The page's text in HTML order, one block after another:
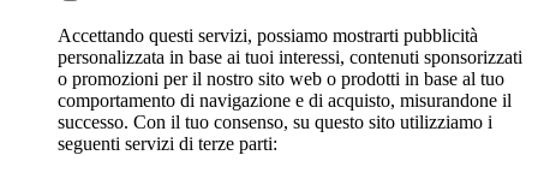
Accettando questi servizi, possiamo mostrarti pubblicità
personalizzata in base ai tuoi interessi, contenuti sponsorizzati
o promozioni per il nostro sito web o prodotti in base al tuo
comportamento di navigazione e di acquisto, misurandone il
successo. Con il tuo consenso, su questo sito utilizziamo i
seguenti servizi di terze parti: